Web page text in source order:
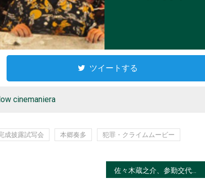
ツイートする
cinemaniera
成披露試写会 本郷奏多
犯罪・クライムムービー